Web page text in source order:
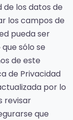
los datos de
los campos de
pueda ser
sólo se
de este
de Privacidad
por lo
revisar
que